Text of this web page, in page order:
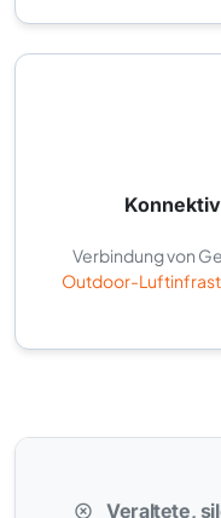
Verbindung von
Outdoor-
Veraltete,